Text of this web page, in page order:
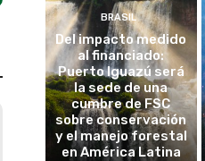
BRASIL
Del impacto medido
al financiado:
Puerto Iguazú será
la sede de una
cumbre de FSC
sobre conservación
y el manejo forestal
en América Latina